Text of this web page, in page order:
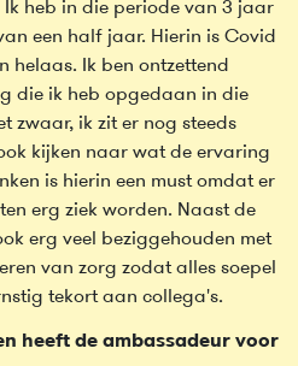
heb in die periode van 3 jaar
een half jaar. Hierin is Covid
helaas. Ik ben ontzettend
die ik heb opgedaan in die
zwaar, ik zit er nog steeds
kijken naar wat de ervaring
is hierin een must omdat er
erg ziek worden. Naast de
erg veel beziggehouden met
van zorg zodat alles soepel
tekort aan collega's.
heeft de ambassadeur voor